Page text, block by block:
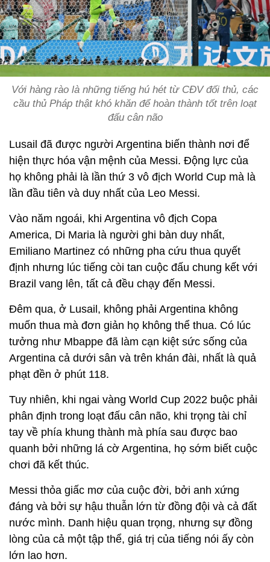
Với hàng rào là những tiếng hú hét từ CĐV đối thủ, các
cầu thủ Pháp thật khó khăn để hoàn thành tốt trên loạt
đấu cân não
Lusail đã được người Argentina biến thành nơi để
hiện thực hóa vận mệnh của Messi. Động lực của
họ không phải là lần thứ 3 vô địch World Cup mà là
lần đầu tiên và duy nhất của Leo Messi.
Vào năm ngoái, khi Argentina vô địch Copa
America, Di Maria là người ghi bàn duy nhất,
Emiliano Martinez có những pha cứu thua quyết
định nhưng lúc tiếng còi tan cuộc đấu chung kết với
Brazil vang lên, tất cả đều chạy đến Messi.
Đêm qua, ở Lusail, không phải Argentina không
muốn thua mà đơn giản họ không thể thua. Có lúc
tưởng như Mbappe đã làm cạn kiệt sức sống của
Argentina cả dưới sân và trên khán đài, nhất là quả
phạt đền ở phút 118.
Tuy nhiên, khi ngai vàng World Cup 2022 buộc phải
phân định trong loạt đấu cân não, khi trọng tài chỉ
tay về phía khung thành mà phía sau được bao
quanh bởi những lá cờ Argentina, họ sớm biết cuộc
chơi đã kết thúc.
Messi thỏa giấc mơ của cuộc đời, bởi anh xứng
đáng và bởi sự hậu thuẫn lớn từ đồng đội và cả đất
nước mình. Danh hiệu quan trọng, nhưng sự đồng
lòng của cả một tập thể, giá trị của tiếng nói ấy còn
lớn lao hơn.